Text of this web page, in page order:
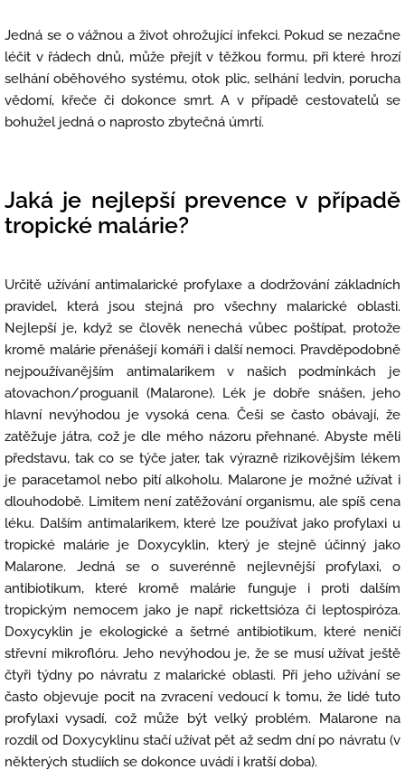
Jedná se o vážnou a život ohrožující infekci. Pokud se nezačne
léčit v řádech dnů, může přejít v těžkou formu, při které hrozí
selhání oběhového systému, otok plic, selhání ledvin, porucha
vědomí, křeče či dokonce smrt. A v případě cestovatelů se
bohužel jedná o naprosto zbytečná úmrtí.
Jaká je nejlepší prevence v případě
tropické malárie?
Určitě užívání antimalarické profylaxe a dodržování základních
pravidel, která jsou stejná pro všechny malarické oblasti.
Nejlepší je, když se člověk nenechá vůbec poštípat, protože
kromě malárie přenášejí komáři i další nemoci. Pravděpodobně
nejpoužívanějším antimalarikem v našich podmínkách je
atovachon/proguanil (Malarone). Lék je dobře snášen, jeho
hlavní nevýhodou je vysoká cena. Češi se často obávají, že
zatěžuje játra, což je dle mého názoru přehnané. Abyste měli
představu, tak co se týče jater, tak výrazně rizikovějším lékem
je paracetamol nebo pití alkoholu. Malarone je možné užívat i
dlouhodobě. Limitem není zatěžování organismu, ale spíš cena
léku. Dalším antimalarikem, které lze používat jako profylaxi u
tropické malárie je Doxycyklin, který je stejně účinný jako
Malarone. Jedná se o suverénně nejlevnější profylaxi, o
antibiotikum, které kromě malárie funguje i proti dalším
tropickým nemocem jako je např. rickettsióza či leptospiróza.
Doxycyklin je ekologické a šetrné antibiotikum, které neničí
střevní mikroflóru. Jeho nevýhodou je, že se musí užívat ještě
čtyři týdny po návratu z malarické oblasti. Při jeho užívání se
často objevuje pocit na zvracení vedoucí k tomu, že lidé tuto
profylaxi vysadí, což může být velký problém. Malarone na
rozdíl od Doxycyklinu stačí užívat pět až sedm dní po návratu (v
některých studiích se dokonce uvádí i kratší doba).